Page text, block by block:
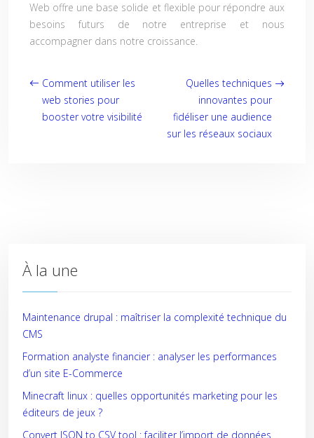
Web offre une base solide et flexible pour répondre aux
besoins futurs de notre entreprise et nous
accompagner dans notre croissance.
Comment utiliser les
web stories pour
booster votre visibilité
Quelles techniques
innovantes pour
fidéliser une audience
sur les réseaux sociaux
À la une
Maintenance drupal : maîtriser la complexité technique du
CMS
Formation analyste financier : analyser les performances
d’un site E-Commerce
Minecraft linux : quelles opportunités marketing pour les
éditeurs de jeux ?
Convert JSON to CSV tool : faciliter l’import de données